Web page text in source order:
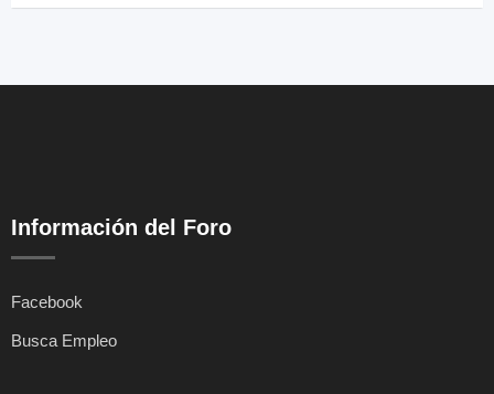
Información del Foro
Facebook
Busca Empleo